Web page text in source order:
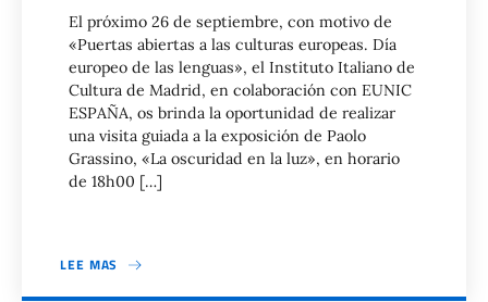
El próximo 26 de septiembre, con motivo de
«Puertas abiertas a las culturas europeas. Día
europeo de las lenguas», el Instituto Italiano de
Cultura de Madrid, en colaboración con EUNIC
ESPAÑA, os brinda la oportunidad de realizar
una visita guiada a la exposición de Paolo
Grassino, «La oscuridad en la luz», en horario
de 18h00 […]
LEE MAS